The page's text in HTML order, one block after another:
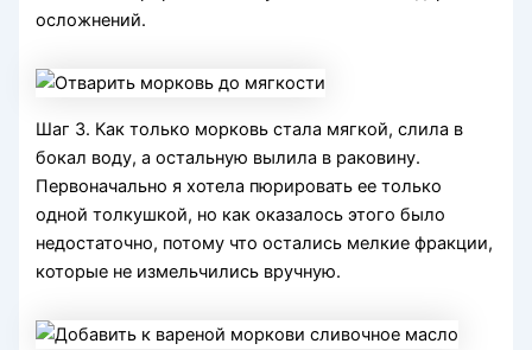
осложнений.
Шаг 3. Как только морковь стала мягкой, слила в
бокал воду, а остальную вылила в раковину.
Первоначально я хотела пюрировать ее только
одной толкушкой, но как оказалось этого было
недостаточно, потому что остались мелкие фракции,
которые не измельчились вручную.